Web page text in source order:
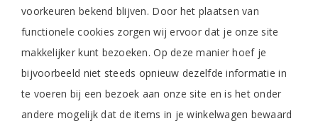
voorkeuren bekend blijven. Door het plaatsen van
functionele cookies zorgen wij ervoor dat je onze site
makkelijker kunt bezoeken. Op deze manier hoef je
bijvoorbeeld niet steeds opnieuw dezelfde informatie in
te voeren bij een bezoek aan onze site en is het onder
andere mogelijk dat de items in je winkelwagen bewaard